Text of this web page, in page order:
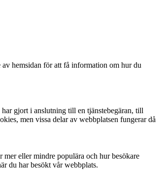
hemsidan för att få information om hur du
gjort i anslutning till en tjänstebegäran, till
men vissa delar av webbplatsen fungerar då
mer eller mindre populära och hur besökare
du har besökt vår webbplats.